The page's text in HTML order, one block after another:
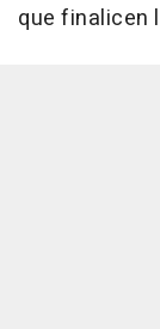
que finalicen